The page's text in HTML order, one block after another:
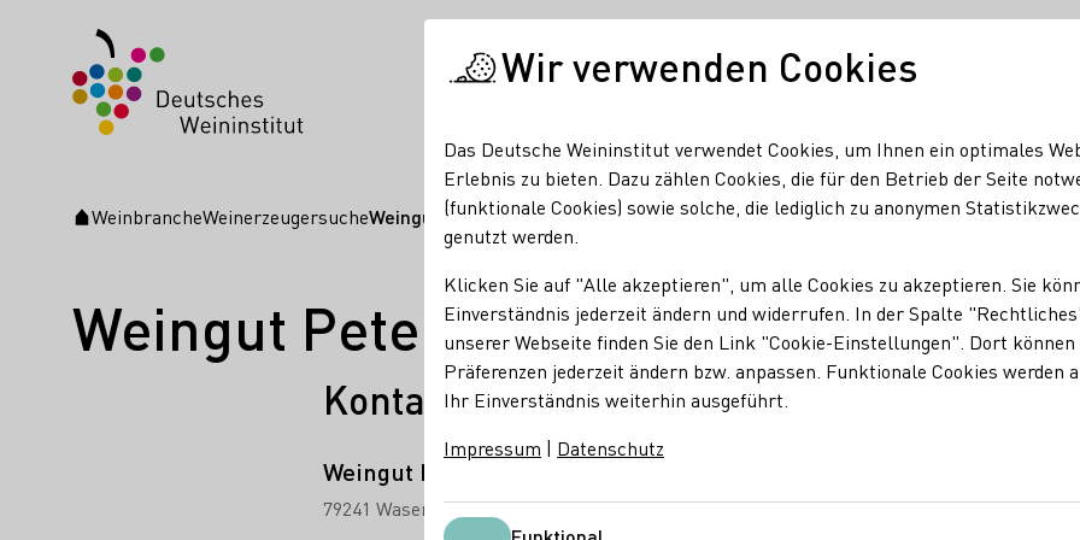
Startseite
WeinbrancheWeinerzeugersucheWeingut Peter Briem
Weingut Peter Briem
Kontakt
Weingut Peter Briem
79241 Wasenweiler Weinstraße 1 Baden Deutschland
Wir verwenden Cookies
Das Deutsche Weininstitut verwendet Cookies, um Ihnen ein optimales
Erlebnis zu bieten. Dazu zählen Cookies, die für den Betrieb der Seite
(funktionale Cookies) sowie solche, die lediglich zu anonymen
genutzt werden.
Klicken Sie auf "Alle akzeptieren", um alle Cookies zu akzeptieren. Sie
Einverständnis jederzeit ändern und widerrufen. In der Spalte
unserer Webseite finden Sie den Link "Cookie-Einstellungen". Dort können
Präferenzen jederzeit ändern bzw. anpassen. Funktionale Cookies werden
Ihr Einverständnis weiterhin ausgeführt.
Impressum | Datenschutz